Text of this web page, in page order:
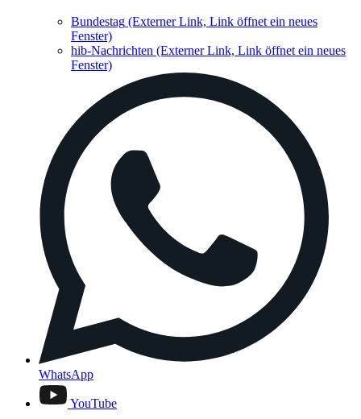
Bundestag (Externer Link, Link öffnet ein neues
Fenster)
hib-Nachrichten (Externer Link, Link öffnet ein neues
Fenster)
WhatsApp
YouTube